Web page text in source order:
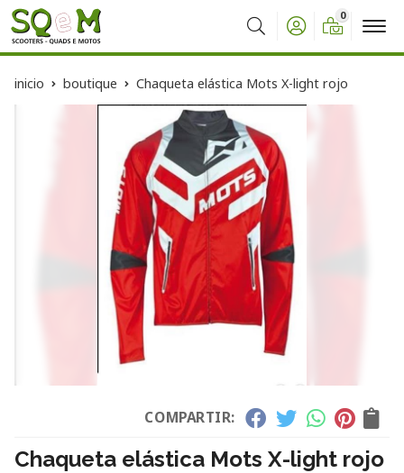
Buscar
0
inicio boutique Chaqueta elástica Mots X-light rojo
COMPARTIR:
Chaqueta elástica Mots X-light rojo